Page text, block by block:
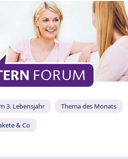
3. Lebensjahr Thema des Monats
& Co